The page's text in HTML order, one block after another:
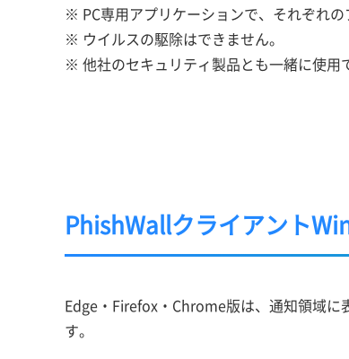
※ PC専用アプリケーションで、それぞれ
※ ウイルスの駆除はできません。
※ 他社のセキュリティ製品とも一緒に使用
PhishWallクライアント
Edge・Firefox・Chrome版は、通知領域に
す。